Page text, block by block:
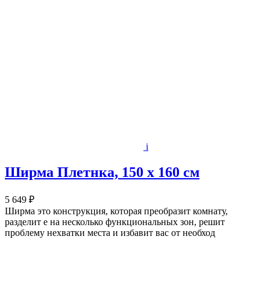
i
Ширма Плетнка, 150 х 160 см
5 649 ₽
Ширма это конструкция, которая преобразит комнату,
разделит е на несколько функциональных зон, решит
проблему нехватки места и избавит вас от необход